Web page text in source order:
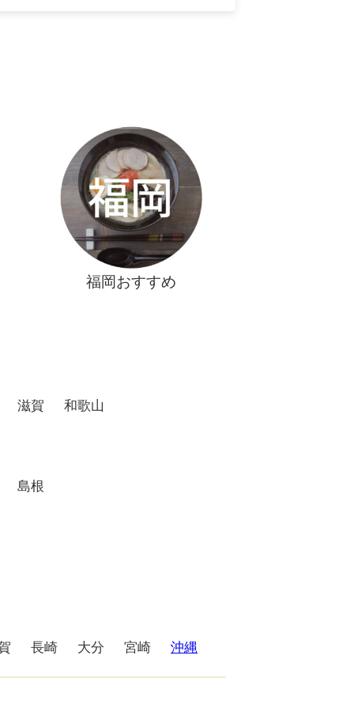
福岡おすすめ
賀 和歌山
根
長崎 大分 宮崎 沖縄